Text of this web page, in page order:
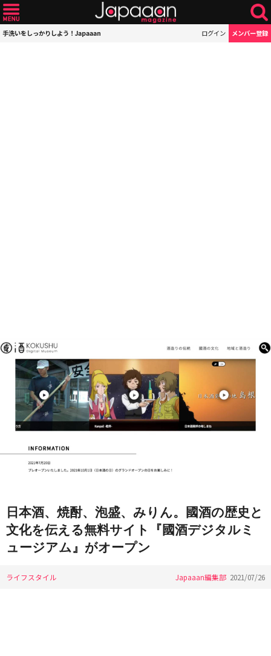
手洗いをしっかりしよう！Japaaan ログイン メンバー登録
日本酒、焼酎、泡盛、みりん。國酒の歴史と
文化を伝える無料サイト『國酒デジタルミ
ュージアム』がオープン
ライフスタイル Japaaan編集部 2021/07/26